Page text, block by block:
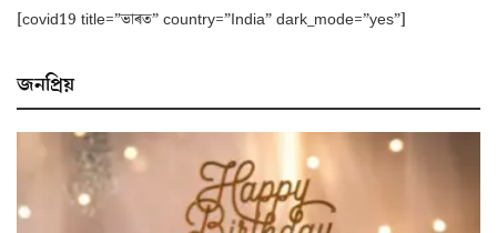
[covid19 title=”ভাৰত” country=”India” dark_mode=”yes”]
জনপ্ৰিয়